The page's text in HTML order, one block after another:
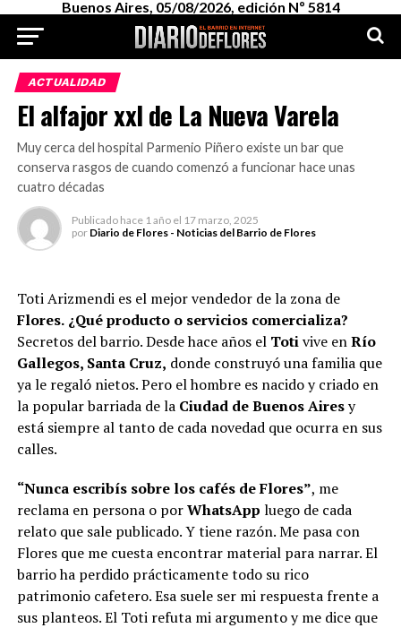
Buenos Aires, 05/08/2026, edición Nº 5814
ACTUALIDAD
El alfajor xxl de La Nueva Varela
Muy cerca del hospital Parmenio Piñero existe un bar que
conserva rasgos de cuando comenzó a funcionar hace unas
cuatro décadas
Publicado hace 1 año el 17 marzo, 2025
por Diario de Flores - Noticias del Barrio de Flores
Toti Arizmendi es el mejor vendedor de la zona de
Flores. ¿Qué producto o servicios comercializa?
Secretos del barrio. Desde hace años el Totivive enRío
Gallegos, Santa Cruz, donde construyó una familia que
ya le regaló nietos. Pero el hombre es nacido y criado en
la popular barriada de la Ciudad de Buenos Airesy
está siempre al tanto de cada novedad que ocurra en sus
calles.
“Nunca escribís sobre los cafés de Flores”, me
reclama en persona o porWhatsApp luego de cada
relato que sale publicado. Y tiene razón. Me pasa con
Flores que me cuesta encontrar material para narrar. El
barrio ha perdido prácticamente todo su rico
patrimonio cafetero. Esa suele ser mi respuesta frente a
sus planteos. El Toti refuta mi argumento y me dice que